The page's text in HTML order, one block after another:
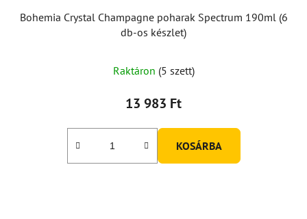
Bohemia Crystal Champagne poharak Spectrum 190ml (6
db-os készlet)
Raktáron (5 szett)
13 983 Ft
KOSÁRBA